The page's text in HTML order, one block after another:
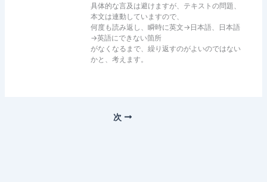
具体的な言及は避けますが、テキストの問題、
本文は連動していますので、
何度も読み返し、瞬時に英文→日本語、日本語
→英語にできない箇所
がなくなるまで、繰り返すのがよいのではない
かと、考えます。
次